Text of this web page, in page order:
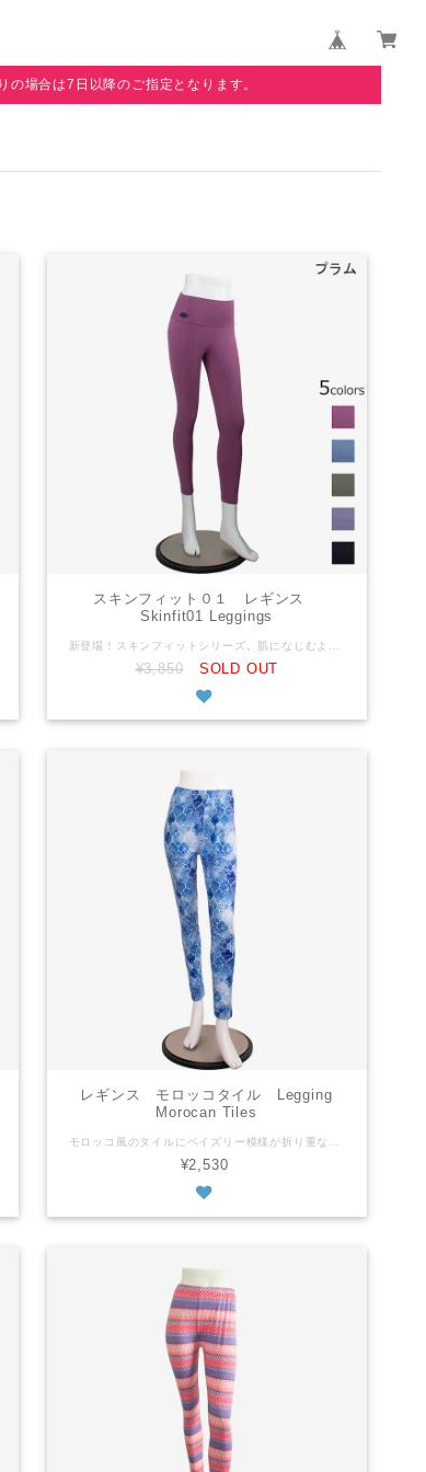
場合は7日以降のご指定となります。
スキンフィット０１ レギンス
Skinfit01 Leggings
¥3,850 SOLD OUT
レギンス モロッコタイル Legging
Morocan Tiles
¥2,530